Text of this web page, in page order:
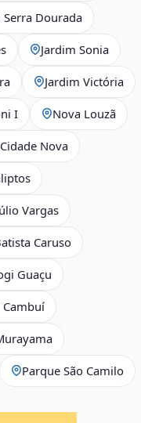
Serra Dourada
Jardim Sonia
Jardim Victória
I Nova Louzã
Nova
Vargas
Caruso
Guaçu
Cambuí
Parque São Camilo